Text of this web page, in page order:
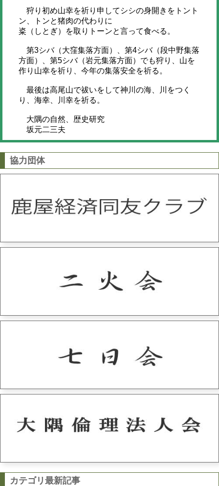
狩り初め山幸を祈り申してシシの身開きをトント
ン、トンと猪肉の代わりに
粢（しとぎ）を取りトーンと言って食べる。
第3シバ（大窪集落方面）、第4シバ（段中野集落
方面）、第5シバ（岩元集落方面）でも狩り、山を
作り山幸を祈り、今年の集落安全を祈る。
最後は高尾山で祓いをして神川の海、川をつく
り、海幸、川幸を祈る。
大隅の自然、歴史研究
坂元二三夫
協力団体
カテゴリ最新記事